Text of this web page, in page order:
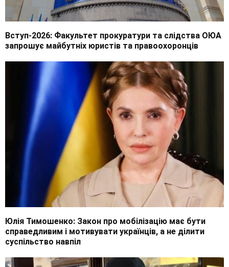
Вступ-2026: Факультет прокуратури та слідства ОЮА
запрошує майбутніх юристів та правоохоронців
Юлія Тимошенко: Закон про мобілізацію має бути
справедливим і мотивувати українців, а не ділити
суспільство навпіл